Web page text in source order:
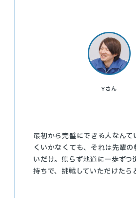
Yさん
最初から完璧にできる人なんて
くいかなくても、それは先輩
いだけ。焦らず地道に一歩ずつ
持ちで、挑戦していただけたら